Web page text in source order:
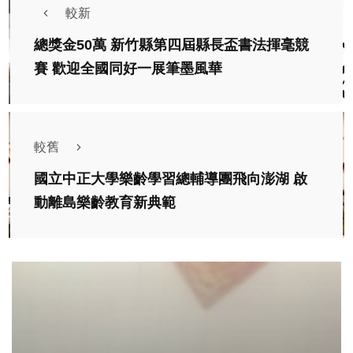
較新
總獎金50萬 新竹縣第四屆縣長盃書法揮毫競
賽 歡迎全國同好一展筆墨風華
較舊
國立中正大學樂齡學習總輔導團飛向澎湖 啟
動離島樂齡教育新典範